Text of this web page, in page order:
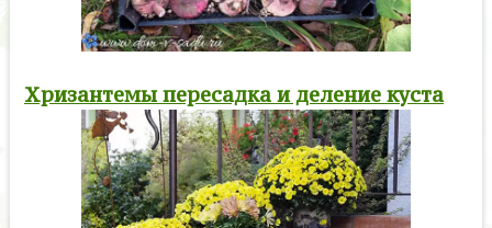
Хризантемы пересадка и деление куста